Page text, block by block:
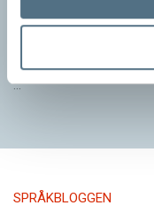
– Vinnarna visar att
kommunslogan
kommunen med en
…
SPRÅKBLOGGEN